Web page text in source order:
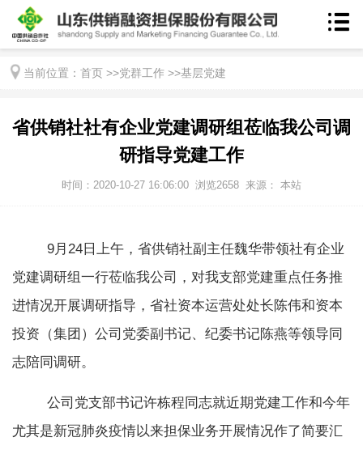
当前位置： 首页 >>党群工作 >>基层党建
省供销社社有企业党建调研组莅临我公司调
研指导党建工作
时间：2020-10-27 16:06:00 浏览2658 来源： 本站
9月 24日上午，省供销社副主任魏华带领社有企业
党建调研组一行莅临我公司，对我支部党建重点任务推
进情况开展调研指导，省社资本运营处处长陈伟和资本
投资（集团）公司党委副书记、纪委书记陈燕等领导同
志陪同调研。
公司党支部书记许栋程同志就近期党建工作和今年
尤其是新冠肺炎疫情以来担保业务开展情况作了简要汇